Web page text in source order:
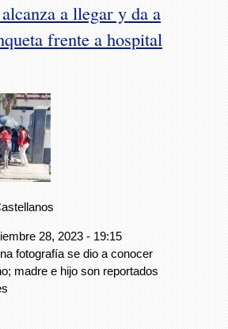
a llegar y da a
frente a hospital
28, 2023 - 19:15
fotografía se dio a conocer
madre e hijo son reportados